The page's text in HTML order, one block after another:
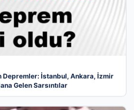
Depremler: İstanbul, Ankara, İzmir
Gelen Sarsıntılar